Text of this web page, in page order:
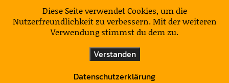
KulturNatur
Diese Seite verwendet Cookies, um die
Nutzerfreundlichkeit zu verbessern. Mit der weiteren
Verwendung stimmst du dem zu.
Verstanden
Datenschutzerklärung